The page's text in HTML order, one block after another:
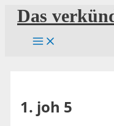
Zum
Inhalt
springen
Das
1. joh 5